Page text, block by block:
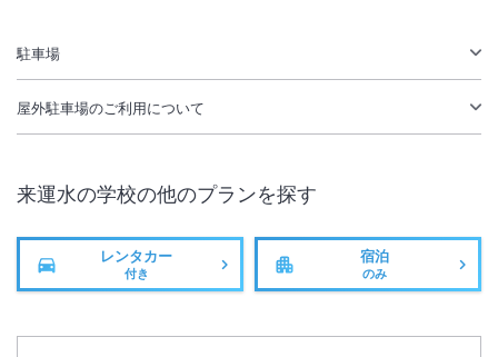
駐車場
屋外駐車場のご利用について
来運水の学校の他のプランを探す
レンタカー
付き
宿泊
のみ